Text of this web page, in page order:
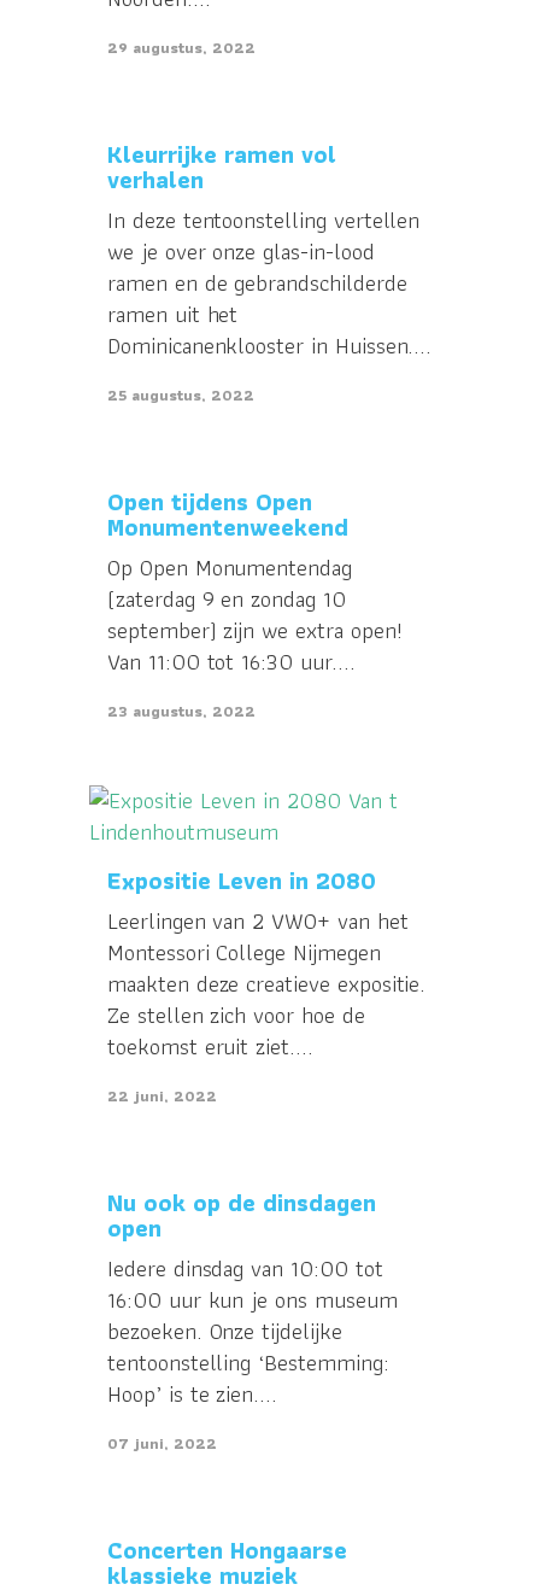
29 augustus, 2022
Kleurrijke ramen vol
verhalen
In deze tentoonstelling vertellen
we je over onze glas-in-lood
ramen en de gebrandschilderde
ramen uit het
Dominicanenklooster in Huissen....
25 augustus, 2022
Open tijdens Open
Monumentenweekend
Op Open Monumentendag
(zaterdag 9 en zondag 10
september) zijn we extra open!
Van 11:00 tot 16:30 uur....
23 augustus, 2022
Expositie Leven in 2080
Leerlingen van 2 VWO+ van het
Montessori College Nijmegen
maakten deze creatieve expositie.
Ze stellen zich voor hoe de
toekomst eruit ziet....
22 juni, 2022
Nu ook op de dinsdagen
open
Iedere dinsdag van 10:00 tot
16:00 uur kun je ons museum
bezoeken. Onze tijdelijke
tentoonstelling ‘Bestemming:
Hoop’ is te zien....
07 juni, 2022
Concerten Hongaarse
klassieke muziek